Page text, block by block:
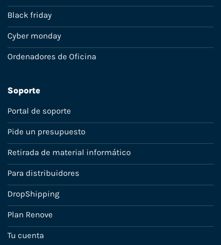
Black friday
Cyber monday
Ordenadores de Oficina
Soporte
Portal de soporte
Pide un presupuesto
Retirada de material informático
Para distribuidores
DropShipping
Plan Renove
Tu cuenta